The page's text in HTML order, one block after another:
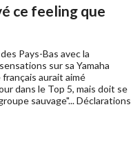
ce feeling que
Pays-Bas avec la
sur sa Yamaha
aurait aimé
dans le Top 5, mais doit se
sauvage"... Déclarations